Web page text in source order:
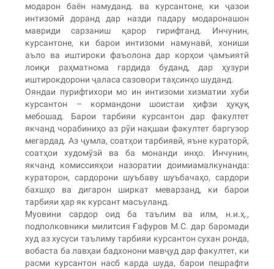
модарон баён намуданд. ва курсантоне, ки ҷазои
интизомӣ доранд дар назди падару модаронашон
мавриди сарзаниш қарор гирифтанд. Инчунин,
курсантоне, ки барои интизоми намунавӣ, хониши
аъло ва иштироки фаъолона дар корҳои ҷамъиятӣ
лоиқи раҳматнома гардида буданд, дар ҳузури
иштирокдорони ҷаласа сазовори таҳсинҳо шуданд.
Ояндаи пурифтихори мо ин интизоми хизматии хуби
курсантон – кормандони шоистаи ҳифзи ҳуқуқ
мебошад. Барои тарбияи курсантон дар факултет
якчанд чорабиниҳо аз рӯи нақшаи факултет баргузор
мегардад. Аз ҷумла, соатҳои тарбиявӣ, яъне кураторӣ,
соатҳои худомӯзӣ ва ба монанди инҳо. Инчунин,
якчанд комиссияҳои назоратии доимиамалкунанда:
кураторон, сардорони шуъбаву шуъбачаҳо, сардори
бахшҳо ва дигарон ширкат меварзанд, ки барои
тарбияи ҳар як курсант масъуланд.
Муовини сардор оид ба таълим ва илм, н.и.ҳ.,
подполковники милитсия Ғафуров М.С. дар баромади
худ аз хусуси таълиму тарбияи курсантон сухан ронда,
вобаста ба лавҳаи бадхонони мавҷуд дар факултет, ки
расми курсантон насб карда шуда, барои пешрафти